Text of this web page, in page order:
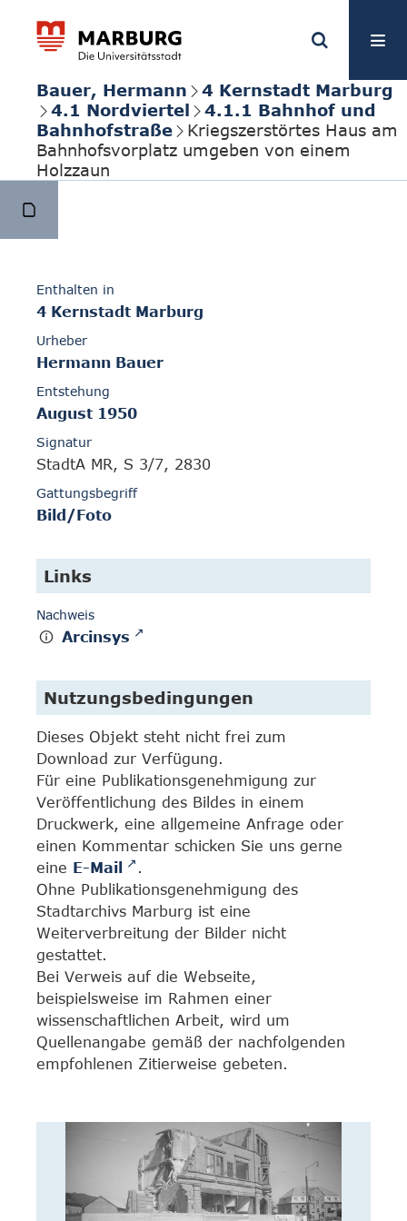
Bauer, Hermann
4 Kernstadt Marburg
4.1 Nordviertel
4.1.1 Bahnhof und
Bahnhofstraße
Kriegszerstörtes Haus am
Bahnhofsvorplatz umgeben von einem
Holzzaun
Enthalten in
4 Kernstadt Marburg
Urheber
Hermann Bauer
Entstehung
August 1950
Signatur
StadtA MR, S 3/7, 2830
Gattungsbegriff
Bild/Foto
Links
Nachweis
Arcinsys
Nutzungsbedingungen
Dieses Objekt steht nicht frei zum
Download zur Verfügung.
Für eine Publikationsgenehmigung zur
Veröffentlichung des Bildes in einem
Druckwerk, eine allgemeine Anfrage oder
einen Kommentar schicken Sie uns gerne
eine E-Mail
.
Ohne Publikationsgenehmigung des
Stadtarchivs Marburg ist eine
Weiterverbreitung der Bilder nicht
gestattet.
Bei Verweis auf die Webseite,
beispielsweise im Rahmen einer
wissenschaftlichen Arbeit, wird um
Quellenangabe gemäß der nachfolgenden
empfohlenen Zitierweise gebeten.